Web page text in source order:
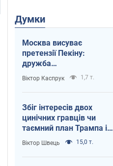
Думки
Москва висуває
претензії Пекіну:
дружба
перетворюється на
залежність Росії від
Китаю
Віктор Каспрук 1,7 т.
Збіг інтересів двох
цинічних гравців чи
таємний план Трампа і
Путіна?
Віктор Швець 15,0 т.